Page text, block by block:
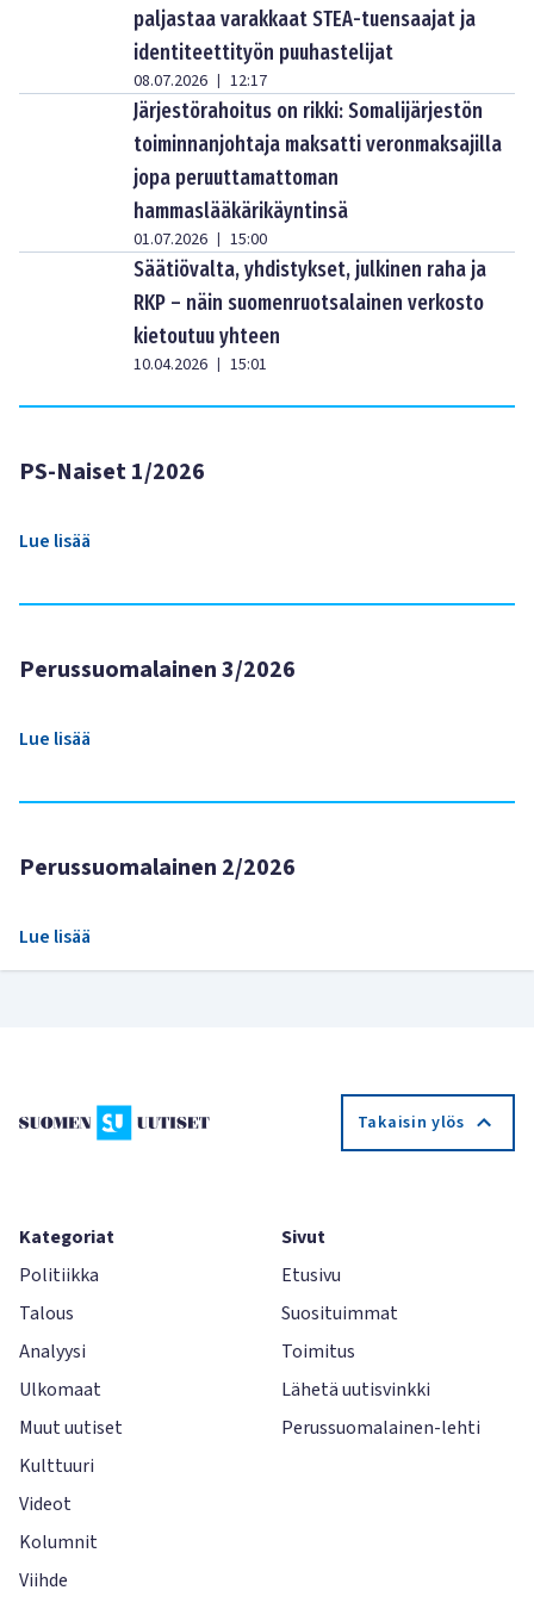
paljastaa varakkaat STEA-tuensaajat ja
identiteettityön puuhastelijat
08.07.2026 | 12:17
Järjestörahoitus on rikki: Somalijärjestön
toiminnanjohtaja maksatti veronmaksajilla
jopa peruuttamattoman
hammaslääkärikäyntinsä
01.07.2026 | 15:00
Säätiövalta, yhdistykset, julkinen raha ja
RKP – näin suomenruotsalainen verkosto
kietoutuu yhteen
10.04.2026 | 15:01
PS-Naiset 1/2026
Lue lisää
Perussuomalainen 3/2026
Lue lisää
Perussuomalainen 2/2026
Lue lisää
Takaisin ylös
Kategoriat
Politiikka
Talous
Analyysi
Ulkomaat
Muut uutiset
Kulttuuri
Videot
Kolumnit
Viihde
Sivut
Etusivu
Suosituimmat
Toimitus
Lähetä uutisvinkki
Perussuomalainen-lehti